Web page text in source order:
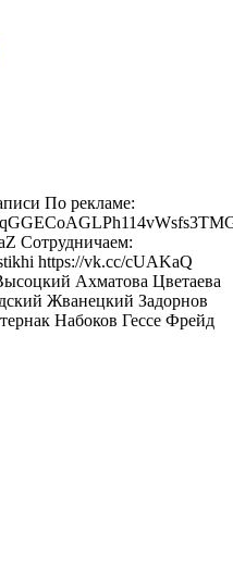
По рекламе:
Сотрудничаем:
https://vk.cc/cUAKaQ
Ахматова Цветаева
Жванецкий Задорнов
Набоков Гессе Фрейд